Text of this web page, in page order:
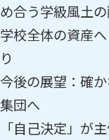
め合う学級風土
学校全体の資産
り
今後の展望：確
集団へ
「自己決定」が